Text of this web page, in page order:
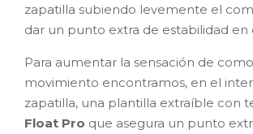
zapatilla subiendo levemente el
dar un punto extra de estabilidad en
Para aumentar la sensación de
movimiento encontramos, en el
zapatilla, una plantilla extraíble con
Float Pro que asegura un punto